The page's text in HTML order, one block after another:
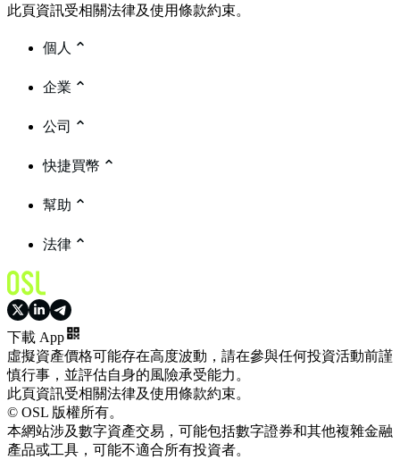
此頁資訊受相關法律及使用條款約束。
個人
企業
公司
快捷買幣
幫助
法律
下載 App
虛擬資產價格可能存在高度波動，請在參與任何投資活動前謹
慎行事，並評估自身的風險承受能力。
此頁資訊受相關法律及使用條款約束。
© OSL 版權所有。
本網站涉及數字資產交易，可能包括數字證券和其他複雜金融
產品或工具，可能不適合所有投資者。